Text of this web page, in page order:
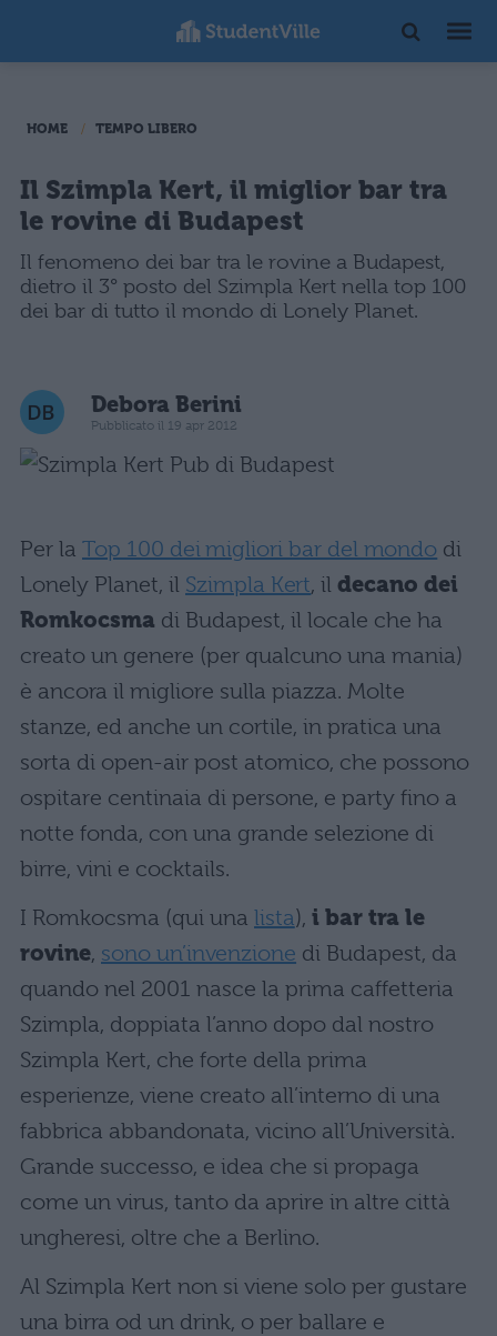
HOME TEMPO LIBERO
Il Szimpla Kert, il miglior bar tra
le rovine di Budapest
Il fenomeno dei bar tra le rovine a Budapest,
dietro il 3° posto del Szimpla Kert nella top 100
dei bar di tutto il mondo di Lonely Planet.
Debora Berini
Pubblicato il 19 apr 2012
Per la Top 100 dei migliori bar del mondo di
Lonely Planet, il Szimpla Kert, ildecano dei
Romkocsma di Budapest, il locale che ha
creato un genere (per qualcuno una mania)
è ancora il migliore sulla piazza. Molte
stanze, ed anche un cortile, in pratica una
sorta di open-air post atomico, che possono
ospitare centinaia di persone, e party fino a
notte fonda, con una grande selezione di
birre, vini e cocktails.
I Romkocsma (qui una lista), i bar tra le
rovine, sono un’invenzione di Budapest, da
quando nel 2001 nasce la prima caffetteria
Szimpla, doppiata l’anno dopo dal nostro
Szimpla Kert, che forte della prima
esperienze, viene creato all’interno di una
fabbrica abbandonata, vicino all’Università.
Grande successo, e idea che si propaga
come un virus, tanto da aprire in altre città
ungheresi, oltre che a Berlino.
Al Szimpla Kert non si viene solo per gustare
una birra od un drink, o per ballare e